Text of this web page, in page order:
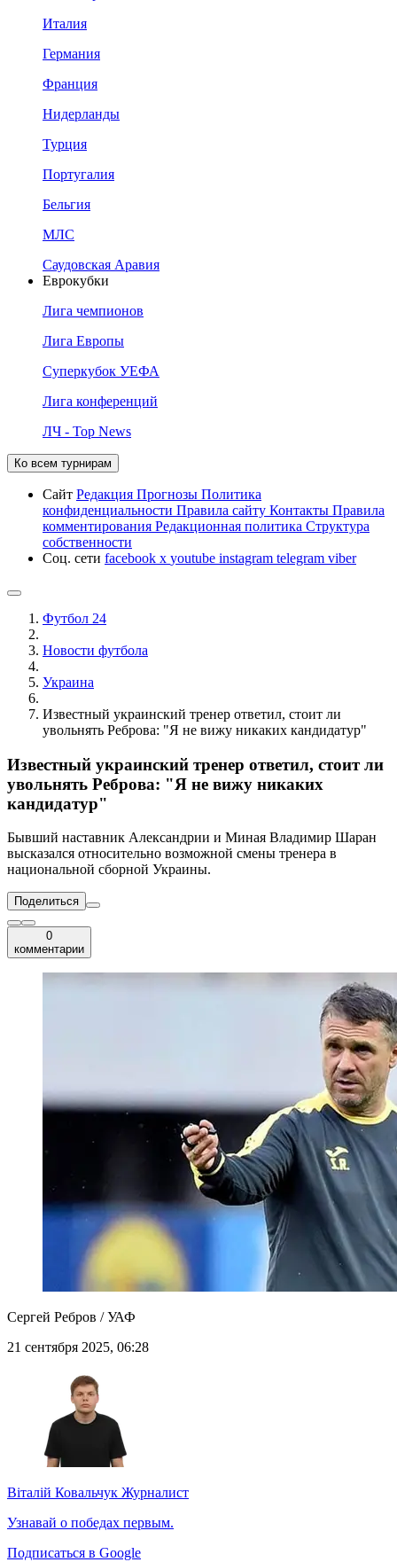
Италия
Германия
Франция
Нидерланды
Турция
Португалия
Бельгия
МЛС
Саудовская Аравия
Еврокубки
Лига чемпионов
Лига Европы
Суперкубок УЕФА
Лига конференций
ЛЧ - Top News
Ко всем турнирам
Сайт Редакция Прогнозы Политика
конфиденциальности Правила сайту Контакты Правила
комментирования Редакционная политика Структура
собственности
Соц. сети facebook x youtube instagram telegram viber
Футбол 24
Новости футбола
Украина
Известный украинский тренер ответил, стоит ли
увольнять Реброва: "Я не вижу никаких кандидатур"
Известный украинский тренер ответил, стоит ли
увольнять Реброва: "Я не вижу никаких
кандидатур"
Бывший наставник Александрии и Миная Владимир Шаран
высказался относительно возможной смены тренера в
национальной сборной Украины.
Поделиться
0
комментарии
Сергей Ребров / УАФ
21 сентября 2025, 06:28
Віталій Ковальчук Журналист
Узнавай о победах первым.
Подписаться в Google